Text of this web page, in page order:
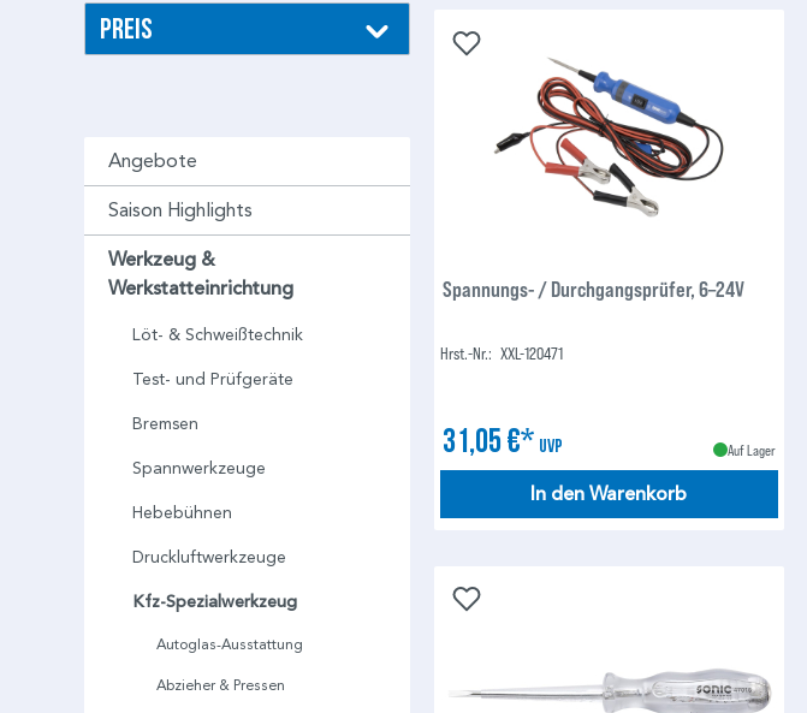
Preis
Angebote
Saison Highlights
Werkzeug &
Werkstatteinrichtung
Löt- & Schweißtechnik
Test- und Prüfgeräte
Bremsen
Spannwerkzeuge
Hebebühnen
Druckluftwerkzeuge
Kfz-Spezialwerkzeug
Autoglas-Ausstattung
Abzieher & Pressen
Spannungs- / Durchgangsprüfer, 6–24V
Hrst.-Nr.: XXL-120471
31,05 €* UVP Auf Lager
In den Warenkorb